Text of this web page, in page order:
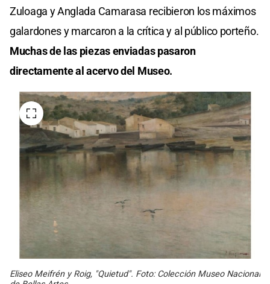
Zuloaga y Anglada Camarasa recibieron los máximos
galardones y marcaron a la crítica y al público porteño.
Muchas de las piezas enviadas pasaron
directamente al acervo del Museo.
Eliseo Meifrén y Roig, "Quietud". Foto: Colección Museo Nacional